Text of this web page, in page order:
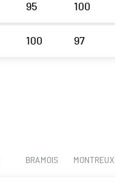
95 100
100 97
BRAMOIS MONTREUX